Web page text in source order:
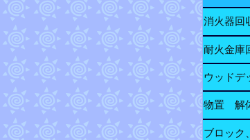
消火器回
耐火金庫
ウッドデ
物置
ブロック